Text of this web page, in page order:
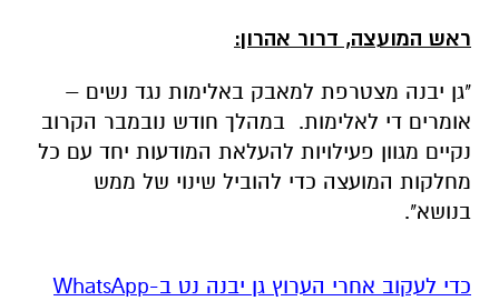
ראש המועצה, דרור אהרון:
"גן יבנה מצטרפת למאבק באלימות נגד נשים –
אומרים די לאלימות. במהלך חודש נובמבר הקרוב
נקיים מגוון פעילויות להעלאת המודעות יחד עם כל
מחלקות המועצה כדי להוביל שינוי של ממש
בנושא".
‏כדי לעקוב אחרי הערוץ גן יבנה נט ב-WhatsApp